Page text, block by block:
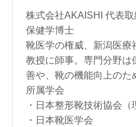
株式会社AKAISHI 代表取
保健学博士
靴医学の権威、新潟医療
教授に師事。専門分野は
善や、靴の機能向上のた
所属学会
・日本整形靴技術協会（
・日本靴医学会